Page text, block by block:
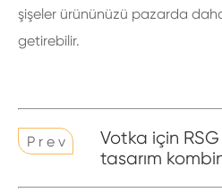
şişeler ürününüzü pazarda
getirebilir.
P r e v
Votka için
tasarım